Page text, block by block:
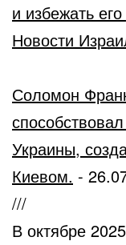
и избежать
Новости
Соломон
Украины,
Киевом. -
///
В октябре